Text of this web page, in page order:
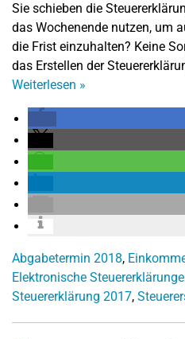
Sie schieben die
das Wochenende nutzen, um
die Frist einzuhalten? Keine
das Erstellen der
Weiterlesen »
Abgabetermin 2018,
Elektronische
Steuererklärung 2017,